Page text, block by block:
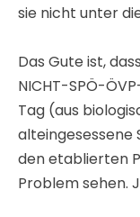
sie nicht unter
Das Gute ist,
NICHT-SPÖ-
Tag (aus
alteingesessene
den etablierten
Problem sehen.